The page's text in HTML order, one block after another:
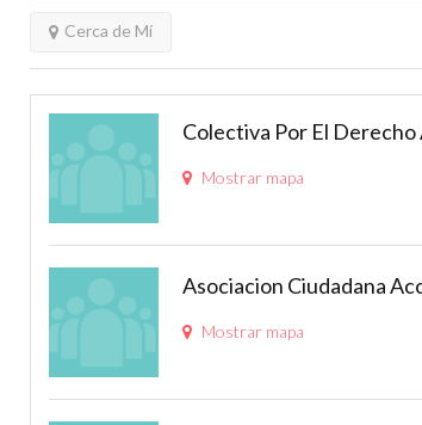
Cerca de Mí
Colectiva Por El
Mostrar mapa
Asociacion Ciudadana
Mostrar mapa